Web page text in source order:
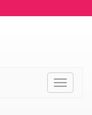
Toggle